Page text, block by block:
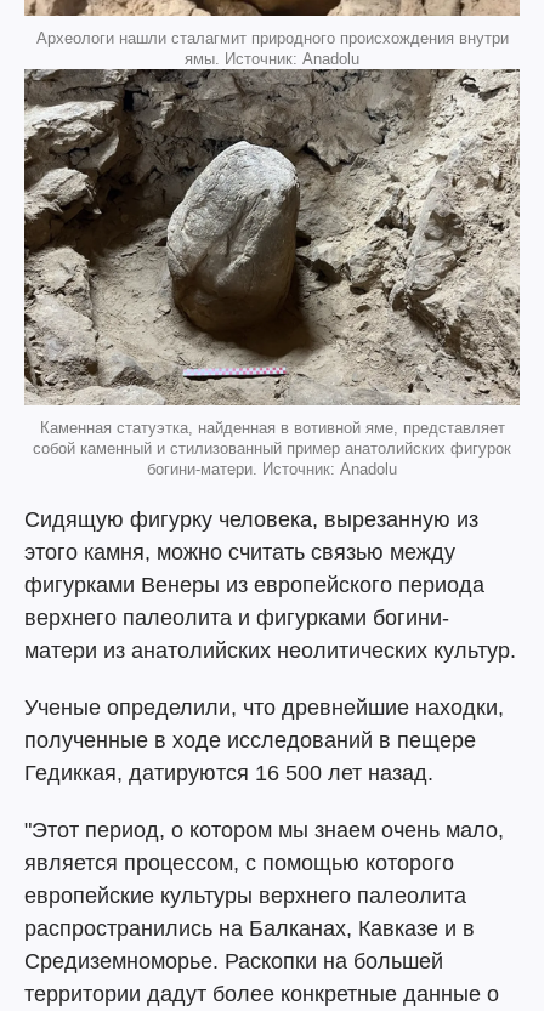
Археологи нашли сталагмит природного происхождения внутри
ямы. Источник: Anadolu
Каменная статуэтка, найденная в вотивной яме, представляет
собой каменный и стилизованный пример анатолийских фигурок
богини-матери. Источник: Anadolu
Сидящую фигурку человека, вырезанную из
этого камня, можно считать связью между
фигурками Венеры из европейского периода
верхнего палеолита и фигурками богини-
матери из анатолийских неолитических культур.
Ученые определили, что древнейшие находки,
полученные в ходе исследований в пещере
Гедиккая, датируются 16 500 лет назад.
"Этот период, о котором мы знаем очень мало,
является процессом, с помощью которого
европейские культуры верхнего палеолита
распространились на Балканах, Кавказе и в
Средиземноморье. Раскопки на большей
территории дадут более конкретные данные о